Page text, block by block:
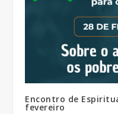
Encontro de
fevereiro